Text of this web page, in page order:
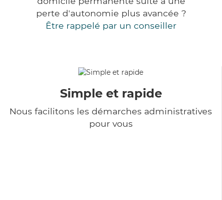
perte d'autonomie plus avancée ?
Être rappelé par un conseiller
Simple et rapide
Nous facilitons les démarches administratives
pour vous